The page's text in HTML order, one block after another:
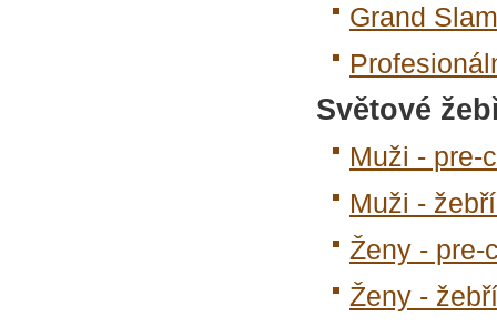
Grand
Světové
Muži - pre-
Muži -
Ženy - pre-
Ženy -